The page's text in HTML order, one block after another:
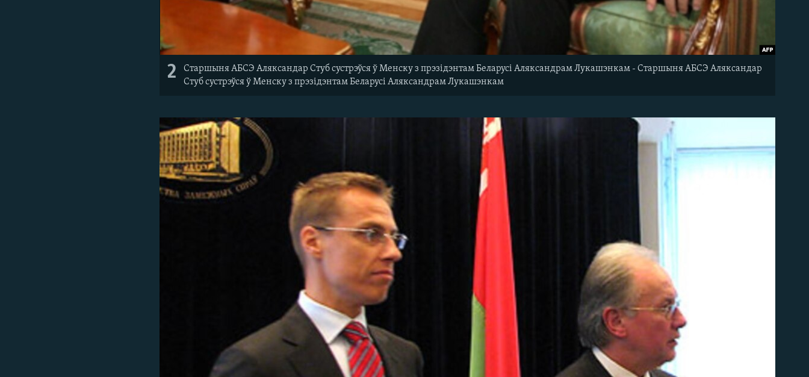
2
Старшыня АБСЭ Аляксандар Стуб сустрэўся ў Менску з прэзідэнтам Беларусі Аляксандрам Лукашэнкам - Старшыня АБСЭ Аляксандар
Стуб сустрэўся ў Менску з прэзідэнтам Беларусі Аляксандрам Лукашэнкам